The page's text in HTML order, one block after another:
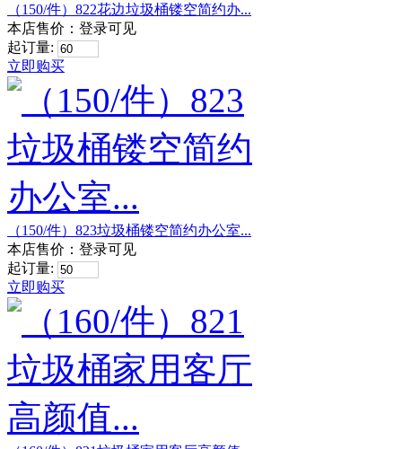
（150/件）822花边垃圾桶镂空简约办...
本店售价： 登录可见
起订量:
立即购买
（150/件）823垃圾桶镂空简约办公室...
本店售价： 登录可见
起订量:
立即购买